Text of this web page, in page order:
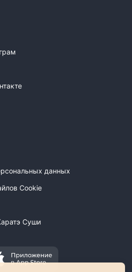
данных
Cookie
Суши